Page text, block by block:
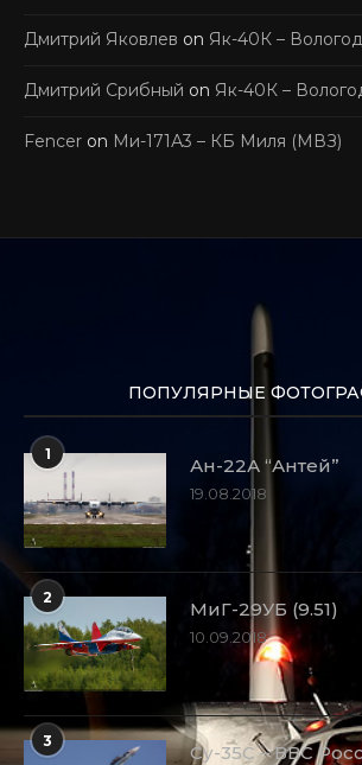
Дмитрий Яковлев on Як-40К –
Дмитрий Срибный on Як-40К –
Fencer on Ми-171А3 – КБ Миля (МВЗ)
ПОПУЛЯРНЫЕ
1
Ан-22А “Антей”
19.08.2018
2
МиГ-29УБ (9.51)
10.09.2018
3
Су-35С – ВВС